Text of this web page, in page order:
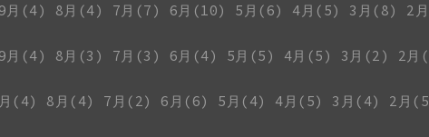
9月(4) 8月(4) 7月(7) 6月(10) 5月(6) 4月(5) 3月(8) 2
9月(4) 8月(3) 7月(3) 6月(4) 5月(5) 4月(5) 3月(2) 2月
(4) 8月(4) 7月(2) 6月(6) 5月(4) 4月(5) 3月(4) 2月